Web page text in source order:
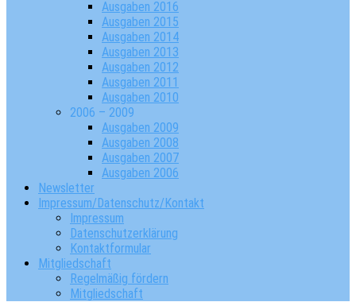
Ausgaben 2016
Ausgaben 2015
Ausgaben 2014
Ausgaben 2013
Ausgaben 2012
Ausgaben 2011
Ausgaben 2010
2006 – 2009
Ausgaben 2009
Ausgaben 2008
Ausgaben 2007
Ausgaben 2006
Newsletter
Impressum/Datenschutz/Kontakt
Impressum
Datenschutzerklärung
Kontaktformular
Mitgliedschaft
Regelmäßig fördern
Mitgliedschaft